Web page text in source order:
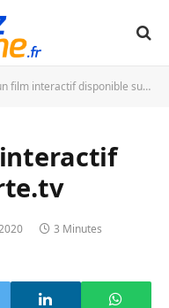
interactif disponible sur Arte.tv
3 Minutes